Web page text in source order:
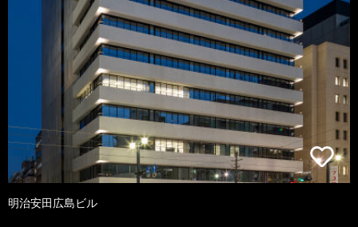
明治安田広島ビル